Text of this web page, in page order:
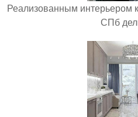
Реализованным интерьером
СПб